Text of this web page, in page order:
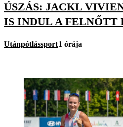
ÚSZÁS: JACKL
IS INDUL A FELNŐTT
Utánpótlássport1 órája